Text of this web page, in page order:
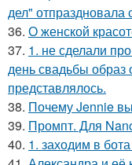
дел" отпраздновала
36. О женской
37. 1. не сделали
день свадьбы образ
представлялось.
38. Почему Jennie
39. Промпт. Для
40. 1. заходим в